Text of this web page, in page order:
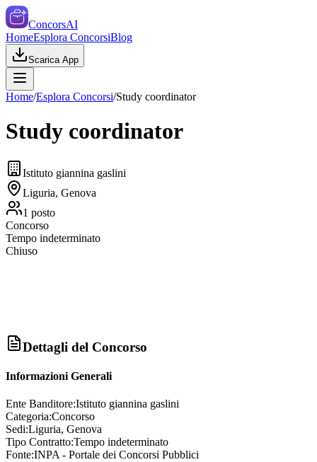
ConcorsAI
HomeEsplora ConcorsiBlog
Scarica App
Home/Esplora Concorsi/Study coordinator
Study coordinator
Istituto giannina gaslini
Liguria, Genova
1 posto
Concorso
Tempo indeterminato
Chiuso
Dettagli del Concorso
Informazioni Generali
Ente Banditore:Istituto giannina gaslini
Categoria:Concorso
Sedi:Liguria, Genova
Tipo Contratto:Tempo indeterminato
Fonte:INPA - Portale dei Concorsi Pubblici